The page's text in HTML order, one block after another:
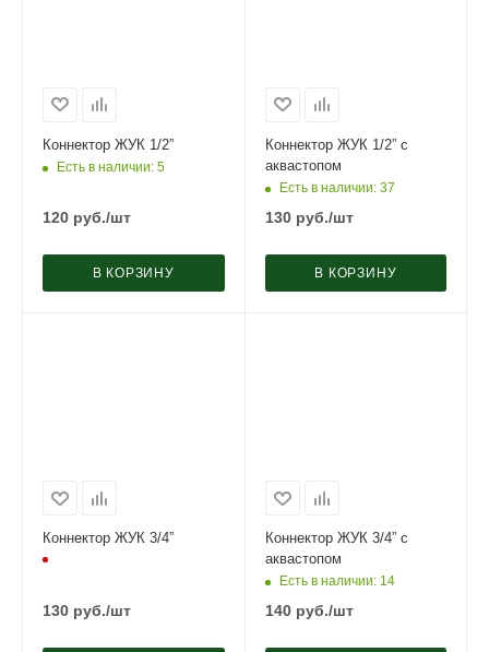
Коннектор ЖУК 1/2”
Есть в наличии: 5
120 руб./шт
В КОРЗИНУ
Коннектор ЖУК 1/2” с
аквастопом
Есть в наличии: 37
130руб./шт
В КОРЗИНУ
Коннектор ЖУК 3/4”
130 руб./шт
Коннектор ЖУК 3/4” с
аквастопом
Есть в наличии: 14
140руб./шт